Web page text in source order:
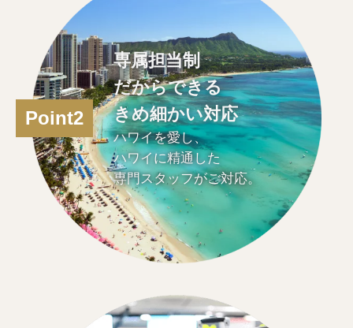
Point2
専属担当制
だからできる
きめ細かい対応
ハワイを愛し、
ハワイに精通した
専門スタッフがご対応。